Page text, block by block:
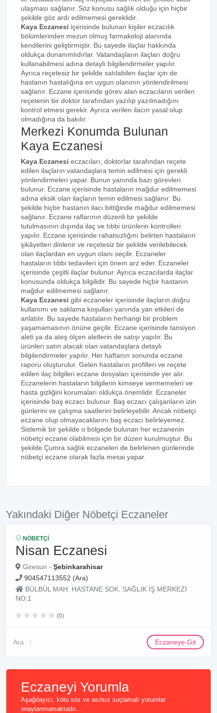
ulaşması sağlanır. Söz konusu sağlık olduğu için hiçbir
şekilde göz ardı edilmemesi gereklidir.
Kaya Eczanesi içerisinde bulunan kişiler eczacılık
bölümlerinden mezun olmuş farmakoloji alanında
kendilerini geliştirmiştir. Bu sayede ilaçlar hakkında
oldukça donanımlıdırlar. Vatandaşların ilaçları doğru
kullanabilmesi adına detaylı bilgilendirmeler yapılır.
Ayrıca reçetesiz bir şekilde satılabilen ilaçlar için de
hastanın hastalığına en uygun olanının yönlendirilmesi
sağlanır. Eczane içerisinde görev alan eczacıların verilen
reçetenin bir doktor tarafından yazılıp yazılmadığını
kontrol etmesi gerekir. Ayrıca verilen ilacın yasal olup
olmadığına da bakılır.
Merkezi Konumda Bulunan
Kaya Eczanesi
Kaya Eczanesi eczacıları, doktorlar tarafından reçete
edilen ilaçların vatandaşlara temin edilmesi için gerekli
yönlendirmeleri yapar. Bunun yanında bazı görevleri
bulunur. Eczane içerisinde hastaların mağdur edilmemesi
adına eksik olan ilaçların temin edilmesi sağlanır. Bu
şekilde hiçbir hastanın ilacı bittiğinde mağdur edilmemesi
sağlanır. Eczane raflarının düzenli bir şekilde
tutulmasının dışında ilaç ve tıbbi ürünlerin kontrolleri
yapılır. Eczane içerisinde rahatsızlığını belirten hastaların
şikâyetleri dinlenir ve reçetesiz bir şekilde verilebilecek
olan ilaçlardan en uygun olanı seçilir. Eczaneler
hastaların tıbbi tedavileri için önem arz eder. Eczaneler
içerisinde çeşitli ilaçlar bulunur. Ayrıca eczacılarda ilaçlar
konusunda oldukça bilgilidir. Bu sayede hiçbir hastanın
mağdur edilmemesi sağlanır.
Kaya Eczanesi gibi eczaneler içerisinde ilaçların doğru
kullanımı ve saklama koşulları yanında yan etkileri de
anlatılır. Bu sayede hastaların herhangi bir problem
yaşamamasının önüne geçilir. Eczane içerisinde tansiyon
aleti ya da ateş ölçen aletlerin de satışı yapılır. Bu
ürünleri satın alacak olan vatandaşlara detaylı
bilgilendirmeler yapılır. Her haftanın sonunda eczane
raporu oluşturulur. Gelen hastaların profilleri ve reçete
edilen ilaç bilgileri eczane dosyaları içerisinde yer alır.
Eczanelerin hastaların bilgilerin kimseye vermemeleri ve
hasta gizliğini korumaları oldukça önemlidir. Eczaneler
içerisinde baş eczacı bulunur. Baş eczacı çalışanların izin
günlerini ve çalışma saatlerini belirleyebilir. Ancak nöbetçi
eczane olup olmayacaklarını baş eczacı belirleyemez.
Sistemik bir şekilde o bölgede bulunan her eczanenin
nöbetçi eczane olabilmesi için bir düzen kurulmuştur. Bu
şekilde Çumra sağlık eczaneleri de belirlenen günlerinde
nöbetçi eczane olarak fazla mesai yapar.
Yakındaki Diğer Nöbetçi Eczaneler
NÖBETÇI
Nisan Eczanesi
Giresun - Şebinkarahisar
904547113552 (Ara)
BÜLBÜL MAH. HASTANE SOK. SAĞLIK İŞ MERKEZİ
NO:1
(0)
Ara Eczaneye Git
Eczaneyi Yorumla
Aşağılayıcı, kötü söz ve asılsız suçlamalı yorumlar
onaylanmamaktadır...